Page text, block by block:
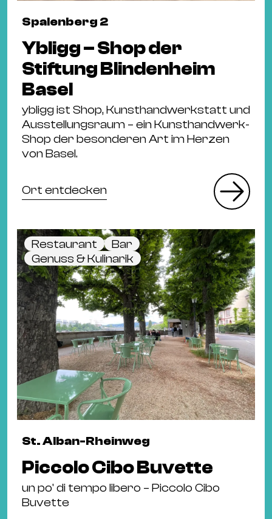
Spalenberg 2
Ybligg – Shop der
Stiftung Blindenheim
Basel
ybligg ist Shop, Kunsthandwerkstatt und
Ausstellungsraum – ein Kunsthandwerk-
Shop der besonderen Art im Herzen
von Basel.
Ort entdecken
Restaurant
Bar
Genuss & Kulinarik
St. Alban-Rheinweg
Piccolo Cibo Buvette
un po' di tempo libero – Piccolo Cibo
Buvette